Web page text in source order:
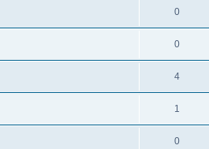
0
0
4
1
0